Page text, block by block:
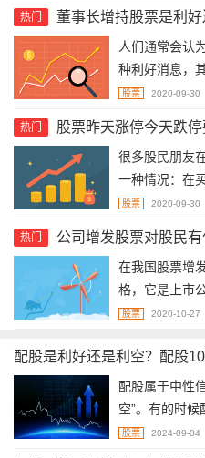
有才有明显效
易、手续费较
热门 董事长增持股票是利好还
人们通常会认
种利好消息，
目的并不完全
股票 2020-09-30
热门 股票昨天涨停今天跌停要
很多股民朋友
一种情况：在
一阵窃喜。结
怎么处理这种
股票 2020-09-30
热门 公司增发股票对股民有
在我国股票增
格，它是上市
一种融资方式
的影响也是不
股票 2020-10-27
配股是利好还是利空？配股10
配股属于中性
空”。有的时候
属于“利空”。
股票 2024-09-04